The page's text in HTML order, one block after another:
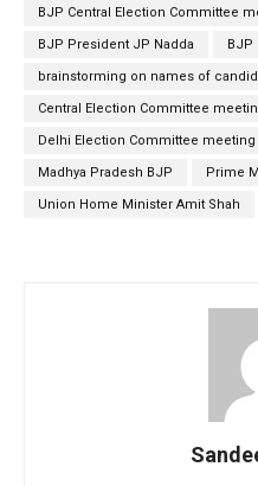
BJP Central Election Committee
BJP President JP Nadda BJP
brainstorming on names of
Central Election Committee
Delhi Election Committee meeting
Madhya Pradesh BJP Prime
Union Home Minister Amit Shah